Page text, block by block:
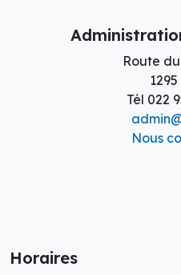
Route
Tél 022
Nous
Horaires